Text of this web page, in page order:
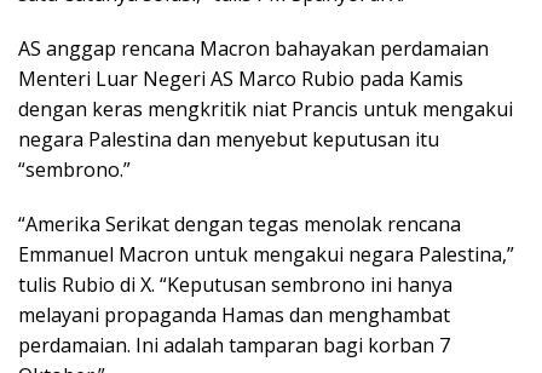
AS anggap rencana Macron bahayakan perdamaian
Menteri Luar Negeri AS Marco Rubio pada Kamis
dengan keras mengkritik niat Prancis untuk mengakui
negara Palestina dan menyebut keputusan itu
“sembrono.”
“Amerika Serikat dengan tegas menolak rencana
Emmanuel Macron untuk mengakui negara Palestina,”
tulis Rubio di X. “Keputusan sembrono ini hanya
melayani propaganda Hamas dan menghambat
perdamaian. Ini adalah tamparan bagi korban 7